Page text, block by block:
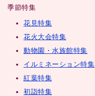
季節特集
花見特集
花火大会特集
動物園・水族館特集
イルミネーション特集
紅葉特集
初詣特集